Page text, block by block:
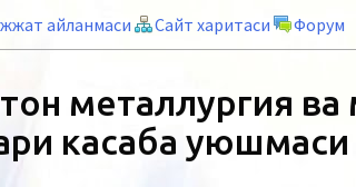
айланмаси Сайт харитаси Форум
металлургия ва
касаба